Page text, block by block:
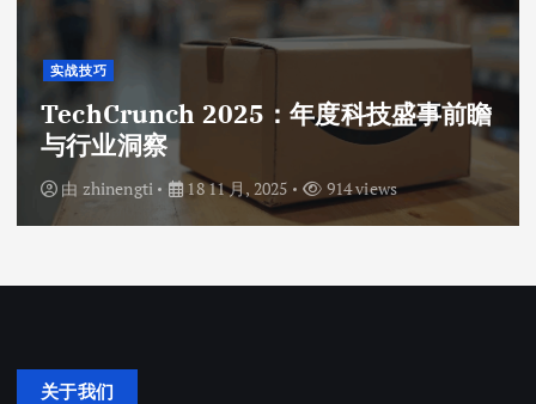
实战技巧
TechCrunch 2025：年度科技盛事前瞻
与行业洞察
由 zhinengti 18 11 月, 2025 914 views
关于我们